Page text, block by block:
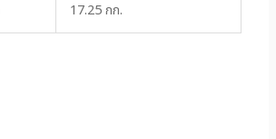
17.25 กก.